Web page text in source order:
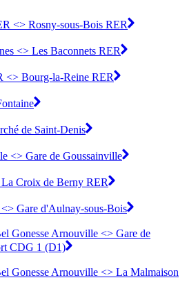
<> Rosny-sous-Bois RER
<> Les Baconnets RER
<> Bourg-la-Reine RER
de Saint-Denis
<> Gare de Goussainville
Croix de Berny RER
Gare d'Aulnay-sous-Bois
Gonesse Arnouville <> Gare de
CDG 1 (D1)
Gonesse Arnouville <> La Malmaison